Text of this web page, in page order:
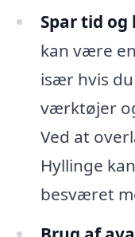
Spar tid
kan være
især hvis
værktøjer
Ved at
Hyllinge
besværet